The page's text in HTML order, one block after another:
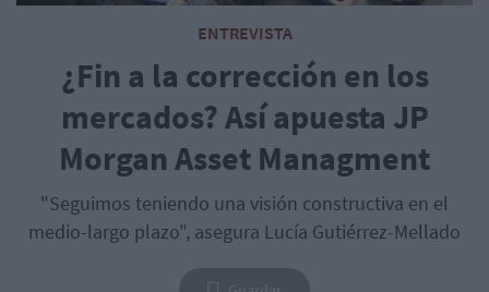
ENTREVISTA
¿Fin a la corrección en los
mercados? Así apuesta JP
Morgan Asset Managment
"Seguimos teniendo una visión constructiva en el
medio-largo plazo", asegura Lucía Gutiérrez-Mellado